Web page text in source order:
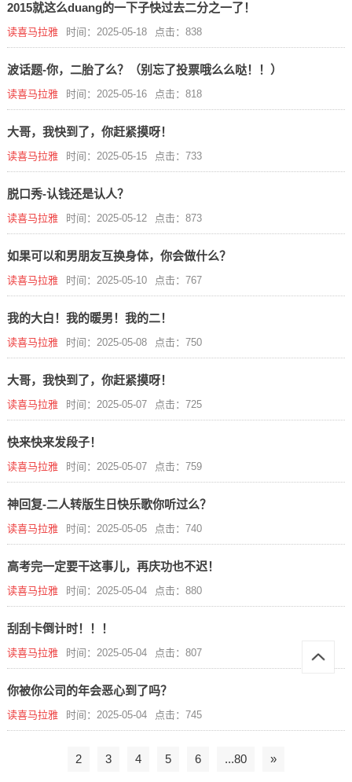
2015就这么duang的一下子快过去二分之一了！
读喜马拉雅 时间：2025-05-18 点击：838
波话题-你，二胎了么？（别忘了投票哦么么哒！！）
读喜马拉雅 时间：2025-05-16 点击：818
大哥，我快到了，你赶紧摸呀！
读喜马拉雅 时间：2025-05-15 点击：733
脱口秀-认钱还是认人？
读喜马拉雅 时间：2025-05-12 点击：873
如果可以和男朋友互换身体，你会做什么？
读喜马拉雅 时间：2025-05-10 点击：767
我的大白！我的暖男！我的二！
读喜马拉雅 时间：2025-05-08 点击：750
大哥，我快到了，你赶紧摸呀！
读喜马拉雅 时间：2025-05-07 点击：725
快来快来发段子！
读喜马拉雅 时间：2025-05-07 点击：759
神回复-二人转版生日快乐歌你听过么？
读喜马拉雅 时间：2025-05-05 点击：740
高考完一定要干这事儿，再庆功也不迟！
读喜马拉雅 时间：2025-05-04 点击：880
刮刮卡倒计时！！！
读喜马拉雅 时间：2025-05-04 点击：807
你被你公司的年会恶心到了吗？
读喜马拉雅 时间：2025-05-04 点击：745
2 3 4 5 6 ...80 »